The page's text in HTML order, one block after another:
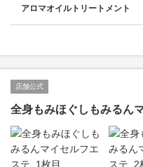
アロマオイルトリートメント
店舗公式
全身もみほぐしもみるん